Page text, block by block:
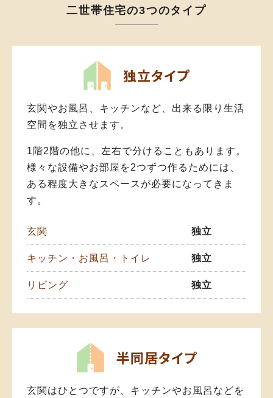
二世帯住宅の3つのタイプ
独立タイプ
玄関やお風呂、キッチンなど、出来る限り生活
空間を独立させます。
1階2階の他に、左右で分けることもあります。
様々な設備やお部屋を2つずつ作るためには、
ある程度大きなスペースが必要になってきま
す。
玄関 独立
キッチン・お風呂・トイレ 独立
リビング 独立
半同居タイプ
玄関はひとつですが、キッチンやお風呂などを